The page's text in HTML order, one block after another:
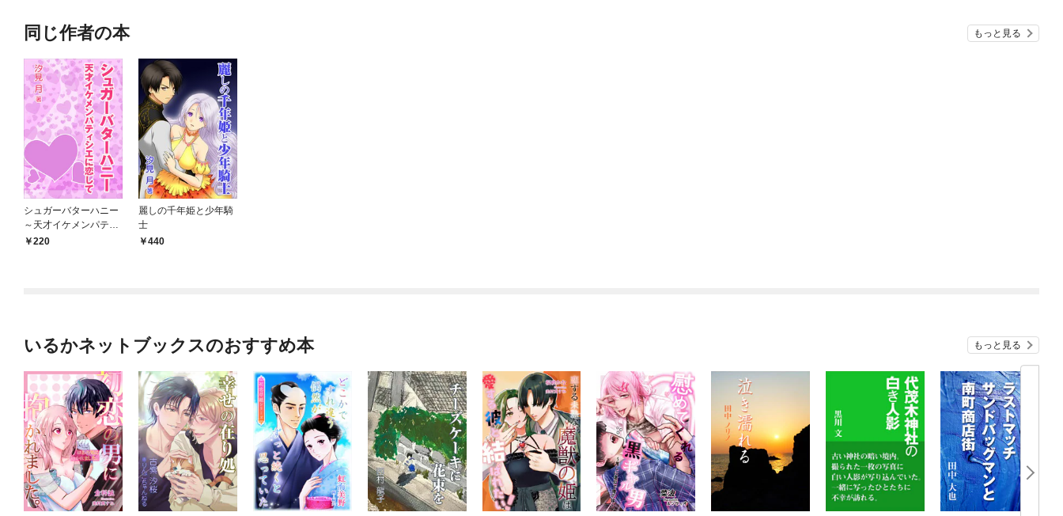
同じ作者の本 もっと見る
シュガーバターハニー
～天才イケメンパティ
シエに恋して
220
麗しの千年姫と少年騎
士
440
いるかネットブックスのおすすめ本 もっと見る